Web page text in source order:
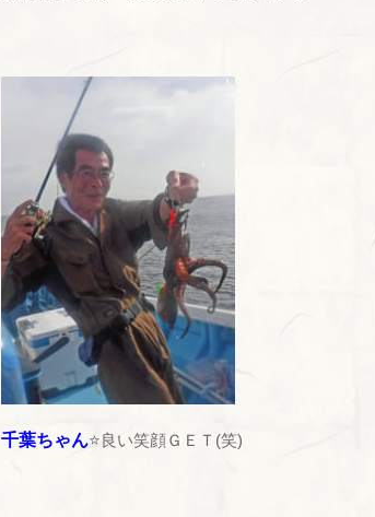
千葉ちゃん⭐良い笑顔ＧＥＴ(笑)